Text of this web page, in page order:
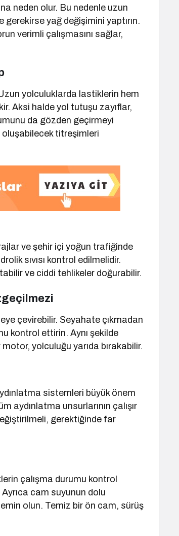
neden olur. Bu nedenle uzun
yağ değişimini yaptırın.
verimli çalışmasını sağlar,
yolculuklarda lastiklerin hem
Aksi halde yol tutuşu zayıflar,
da gözden geçirmeyi
oluşabilecek titreşimleri
ve şehir içi yoğun trafiğinde
sıvısı kontrol edilmelidir.
ve ciddi tehlikeler doğurabilir.
çevirebilir. Seyahate çıkmadan
kontrol ettirin. Aynı şekilde
motor, yolculuğu yarıda bırakabilir.
sistemleri büyük önem
aydınlatma unsurlarının çalışır
gerektiğinde far
çalışma durumu kontrol
cam suyunun dolu
olun. Temiz bir ön cam, sürüş